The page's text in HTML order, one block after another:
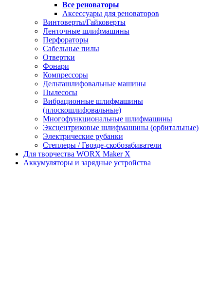
Все реноваторы
Аксессуары для реноваторов
Винтоверты/Гайковерты
Ленточные шлифмашины
Перфораторы
Сабельные пилы
Отвертки
Фонари
Компрессоры
Дельташлифовальные машины
Пылесосы
Вибрационные шлифмашины
(плоскошлифовальные)
Многофункциональные шлифмашины
Эксцентриковые шлифмашины (орбитальные)
Электрические рубанки
Степлеры / Гвозде-скобозабиватели
Для творчества WORX Maker X
Аккумуляторы и зарядные устройства